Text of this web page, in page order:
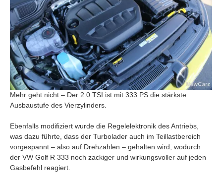
Mehr geht nicht – Der 2.0 TSI ist mit 333 PS die stärkste
Ausbaustufe des Vierzylinders.
Ebenfalls modifiziert wurde die Regelelektronik des Antriebs,
was dazu führte, dass der Turbolader auch im Teillastbereich
vorgespannt – also auf Drehzahlen – gehalten wird, wodurch
der VW Golf R 333 noch zackiger und wirkungsvoller auf jeden
Gasbefehl reagiert.